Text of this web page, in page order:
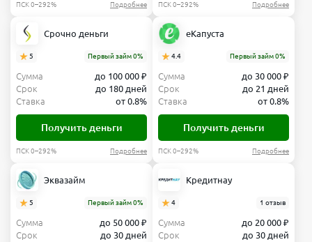
ПСК 0–292% Подробнее ПСК 0–292% Подробнее
Срочно деньги
5 Первый займ 0%
Сумма
до 100 000 ₽
Срок
до 180 дней
Ставка
от 0.8%
Получить деньги
ПСК 0–292% Подробнее
еКапуста
4.4 Первый займ 0%
Сумма
до 30 000 ₽
Срок
до 21 дней
Ставка
от 0.8%
Получить деньги
ПСК 0–292% Подробнее
Эквазайм
5 Первый займ 0%
Сумма
до 50 000 ₽
Срок
до 30 дней
Кредитнау
4 1 отзыв
Сумма
до 20 000 ₽
Срок
до 30 дней